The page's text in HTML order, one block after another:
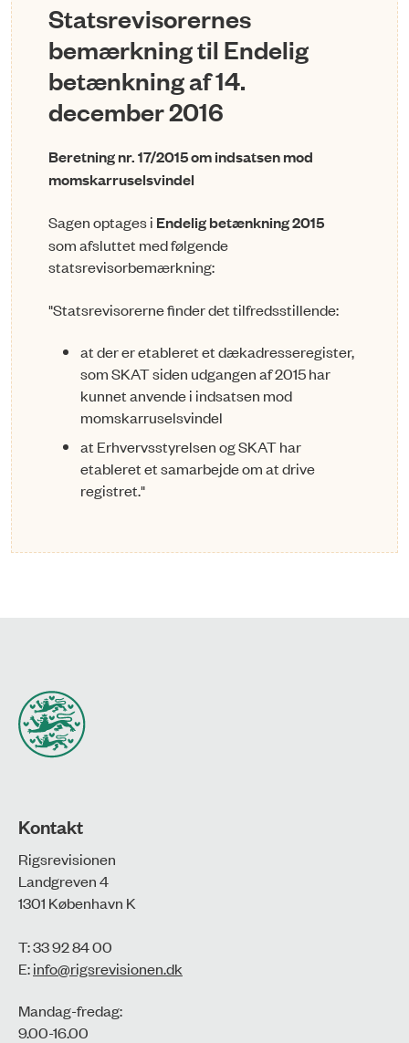
Statsrevisorernes
bemærkning til Endelig
betænkning af 14.
december 2016
Beretning nr. 17/2015 om indsatsen mod
momskarruselsvindel
Sagen optages i Endelig betænkning 2015
som afsluttet med følgende
statsrevisorbemærkning:
"Statsrevisorerne finder det tilfredsstillende:
at der er etableret et dækadresseregister,
som SKAT siden udgangen af 2015 har
kunnet anvende i indsatsen mod
momskarruselsvindel
at Erhvervsstyrelsen og SKAT har
etableret et samarbejde om at drive
registret."
Kontakt
Rigsrevisionen
Landgreven 4
1301 København K
T: 33 92 84 00
E:info@rigsrevisionen.dk
Mandag-fredag:
9.00-16.00​